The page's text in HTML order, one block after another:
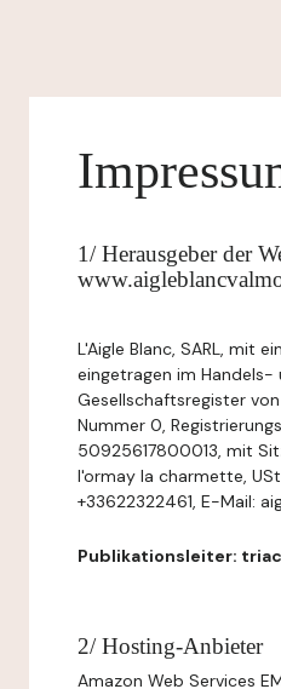
1/ Herausgeber der
L'Aigle Blanc, SARL, mit
eingetragen im Handels-
Gesellschaftsregister
Nummer 0,
50925617800013, mit
l'ormay la charmette,
+33622322461, E-Mail:
Publikationsleiter:
2/ Hosting-Anbieter
Amazon Web Services